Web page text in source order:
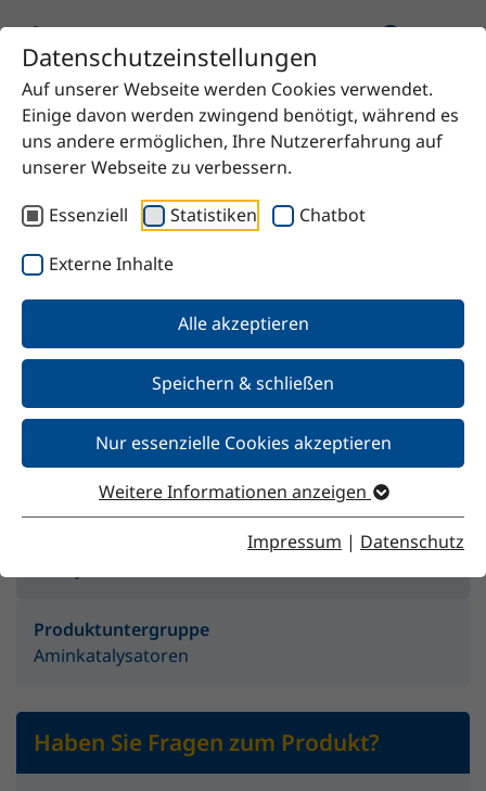
Datenschutzeinstellungen
Auf unserer Webseite werden Cookies verwendet.
Einige davon werden zwingend benötigt, während es
uns andere ermöglichen, Ihre Nutzererfahrung auf
unserer Webseite zu verbessern.
Essenziell
Statistiken Chatbot
Externe Inhalte
Alle akzeptieren
Speichern & schließen
Nur essenzielle Cookies akzeptieren
Weitere Informationen anzeigen
Impressum | Datenschutz
Startseite Produkt SteKat B25
SteKat B25
Merkmale
Produktuntergruppe
Aminkatalysatoren
Haben Sie Fragen zum Produkt?